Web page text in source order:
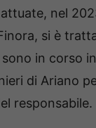
nel
si è
in corso
di Ariano
responsabile.